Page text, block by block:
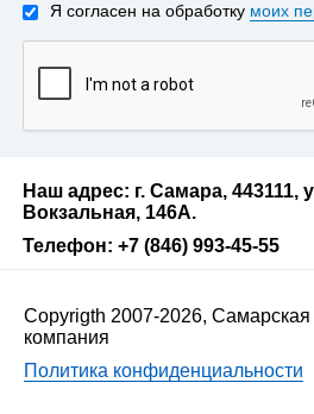
Я согласен на обработку моих
Наш адрес: г. Самара, 443111,
Вокзальная, 146А.
Телефон: +7 (846) 993-45-55
Copyrigth 2007-2026,
компания
Политика конфиденциальности